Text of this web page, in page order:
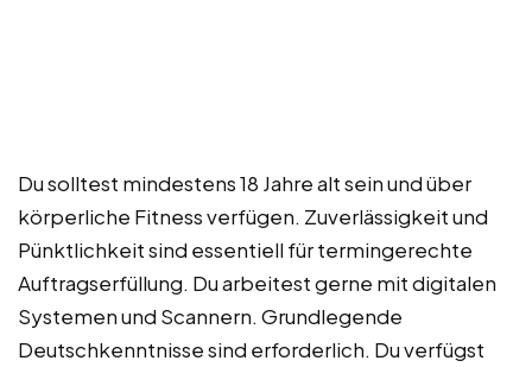
Du solltest mindestens 18 Jahre alt sein und über
körperliche Fitness verfügen. Zuverlässigkeit und
Pünktlichkeit sind essentiell für termingerechte
Auftragserfüllung. Du arbeitest gerne mit digitalen
Systemen und Scannern. Grundlegende
Deutschkenntnisse sind erforderlich. Du verfügst